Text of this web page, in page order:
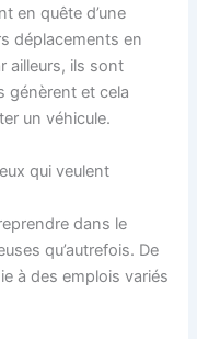
en quête d’une
déplacements en
ailleurs, ils sont
génèrent et cela
un véhicule.
qui veulent
dans le
qu’autrefois. De
à des emplois variés